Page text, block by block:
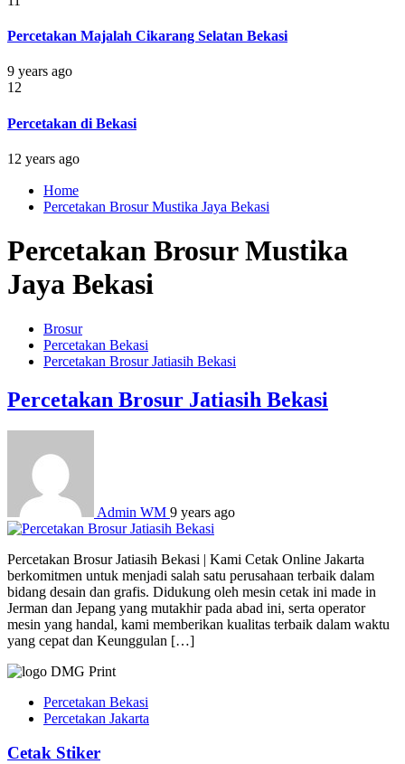
Percetakan Majalah Cikarang Selatan Bekasi
9 years ago
12
Percetakan di Bekasi
12 years ago
Home
Percetakan Brosur Mustika Jaya Bekasi
Percetakan Brosur Mustika
Jaya Bekasi
Brosur
Percetakan Bekasi
Percetakan Brosur Jatiasih Bekasi
Percetakan Brosur Jatiasih Bekasi
Admin WM 9 years ago
Percetakan Brosur Jatiasih Bekasi | Kami Cetak Online Jakarta
berkomitmen untuk menjadi salah satu perusahaan terbaik dalam
bidang desain dan grafis. Didukung oleh mesin cetak ini made in
Jerman dan Jepang yang mutakhir pada abad ini, serta operator
mesin yang handal, kami memberikan kualitas terbaik dalam waktu
yang cepat dan Keunggulan […]
Percetakan Bekasi
Percetakan Jakarta
Cetak Stiker